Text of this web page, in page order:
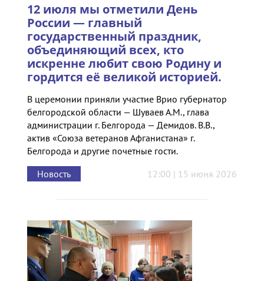
12 июля мы отметили День
России — главный
государственный праздник,
объединяющий всех, кто
искренне любит свою Родину и
гордится её великой историей.
В церемонии приняли участие Врио губернатор
белгородской области — Шуваев А.М., глава
администрации г. Белгорода — Демидов. В.В.,
актив «Союза ветеранов Афганистана» г.
Белгорода и другие почетные гости.
Новость
12:00 | 15 июня 2026